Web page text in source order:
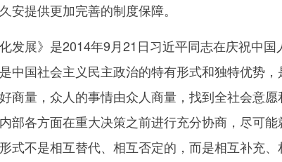
安提供更加完善的制度保障。
展》是2014年9月21日习近平同志在庆祝中国
中国社会主义民主政治的特有形式和独特优势
商量，众人的事情由众人商量，找到全社会意
部各方面在重大决策之前进行充分协商，尽可
式不是相互替代、相互否定的，而是相互补充